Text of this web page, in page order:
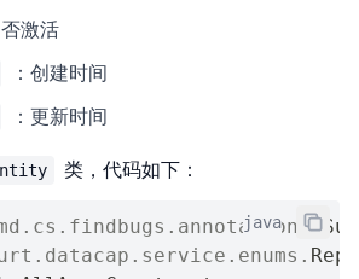
否激活
：创建时间
：更新时间
类，代码如下：
java
. cs . findbugs . annotations.
. datacap . service . enums .